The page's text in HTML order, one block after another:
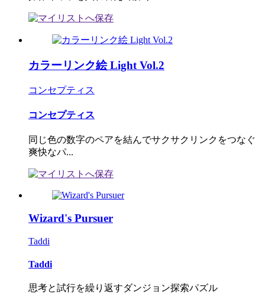
カラーリンク絵 Light Vol.2
コンセプティス
コンセプティス
同じ色の数字のペアを結んでサクサクリンクをつなぐ
爽快なパ...
Wizard's Pursuer
Taddi
Taddi
思考と試行を繰り返すダンジョン探索パズル